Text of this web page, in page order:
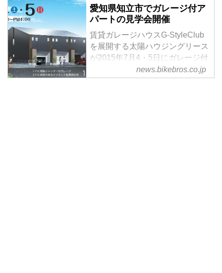
愛知県知立市でガレージ付ア
パートの見学会開催
賃貸ガレージハウスG-StyleClub
を展開する太陽ハウジングリース
が2015年7月4・5日にガレージ付
アパートの完成見学会を愛知県知
立市で開催
news.bikebros.co.jp